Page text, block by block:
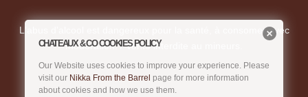
L'abus d'alcool est dangereux pour la santé, à consomer avec
modération. / Vente interdite au mineurs.
CHATEAUX & CO COOKIES POLICY
Our Website uses cookies to improve your experience. Please
visit our Nikka From the Barrel page for more information
about cookies and how we use them.